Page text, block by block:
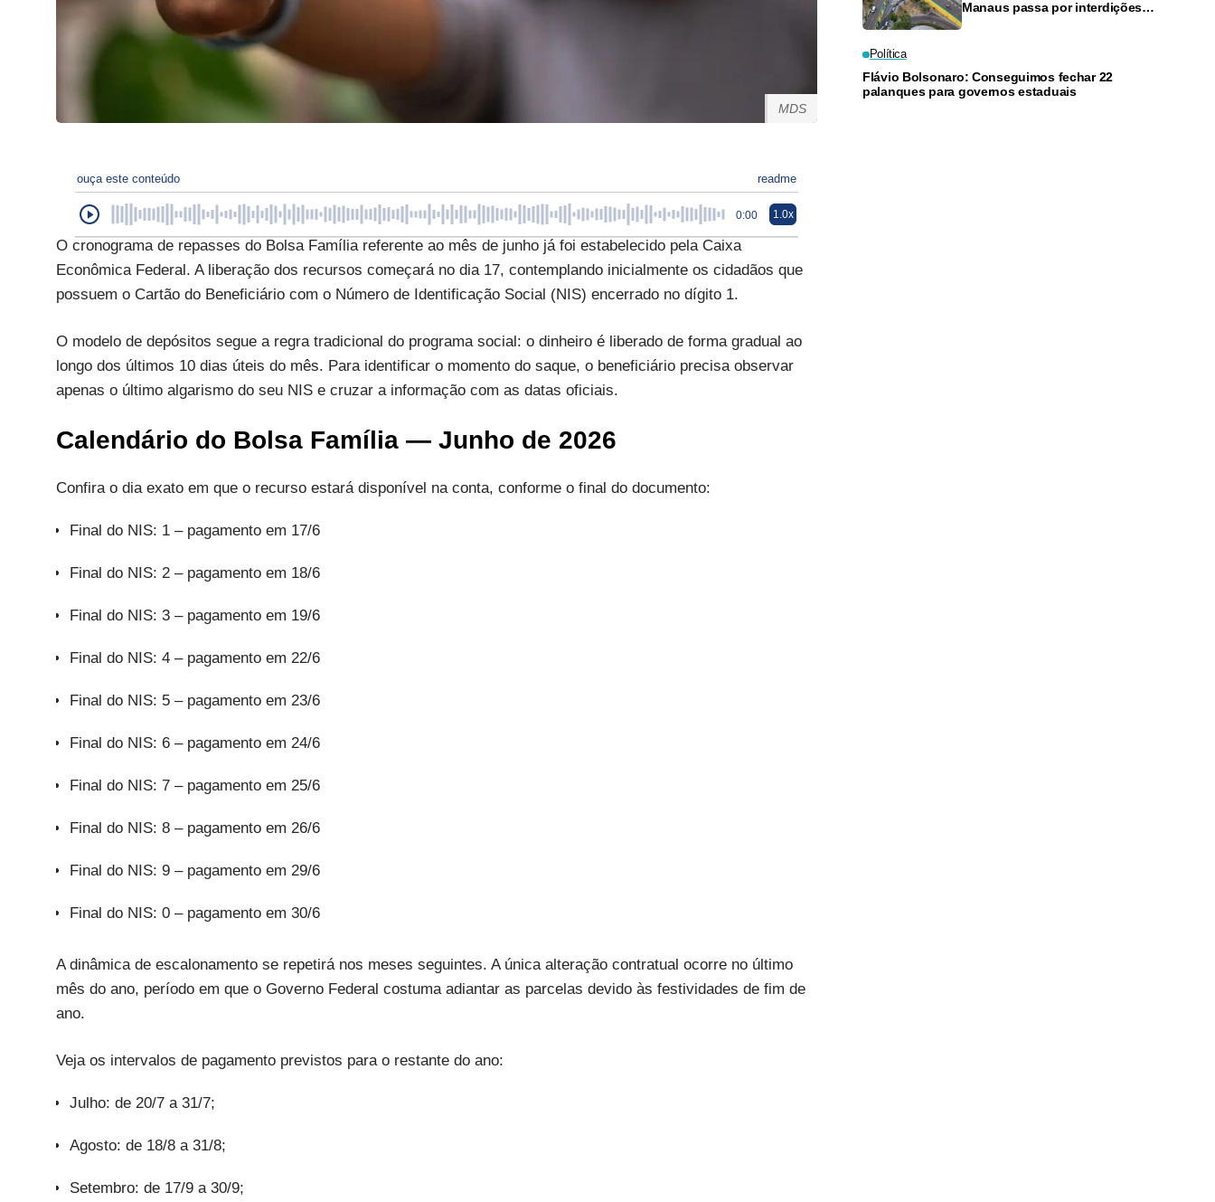
MDS
ouça este conteúdo readme
0:00 1.0x
O cronograma de repasses do Bolsa Família referente ao mês de junho já foi estabelecido pela Caixa
Econômica Federal. A liberação dos recursos começará no dia 17, contemplando inicialmente os cidadãos que
possuem o Cartão do Beneficiário com o Número de Identificação Social (NIS) encerrado no dígito 1.
O modelo de depósitos segue a regra tradicional do programa social: o dinheiro é liberado de forma gradual ao
longo dos últimos 10 dias úteis do mês. Para identificar o momento do saque, o beneficiário precisa observar
apenas o último algarismo do seu NIS e cruzar a informação com as datas oficiais.
Calendário do Bolsa Família — Junho de 2026
Confira o dia exato em que o recurso estará disponível na conta, conforme o final do documento:
Final do NIS: 1 – pagamento em 17/6
Final do NIS: 2 – pagamento em 18/6
Final do NIS: 3 – pagamento em 19/6
Final do NIS: 4 – pagamento em 22/6
Final do NIS: 5 – pagamento em 23/6
Final do NIS: 6 – pagamento em 24/6
Final do NIS: 7 – pagamento em 25/6
Final do NIS: 8 – pagamento em 26/6
Final do NIS: 9 – pagamento em 29/6
Final do NIS: 0 – pagamento em 30/6
A dinâmica de escalonamento se repetirá nos meses seguintes. A única alteração contratual ocorre no último
mês do ano, período em que o Governo Federal costuma adiantar as parcelas devido às festividades de fim de
ano.
Veja os intervalos de pagamento previstos para o restante do ano:
Julho: de 20/7 a 31/7;
Agosto: de 18/8 a 31/8;
Setembro: de 17/9 a 30/9;
Manaus passa por interdições
Política
Flávio Bolsonaro: Conseguimos fechar 22
palanques para governos estaduais